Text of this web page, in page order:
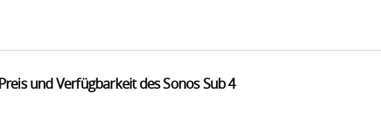
Preis und Verfügbarkeit des Sonos Sub 4